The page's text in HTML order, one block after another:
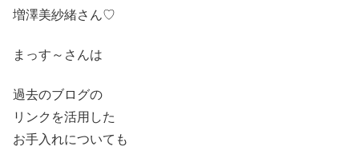
増澤美紗緒さん♡
まっす～さんは
過去のブログの
リンクを活用した
お手入れについても